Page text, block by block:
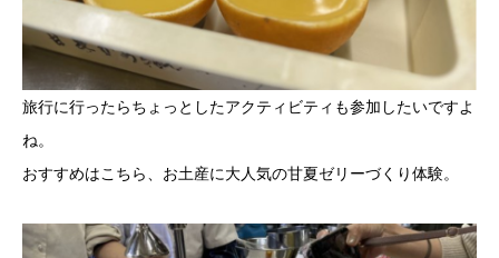
旅行に行ったらちょっとしたアクティビティも参加したいですよ
ね。
おすすめはこちら、お土産に大人気の甘夏ゼリーづくり体験。